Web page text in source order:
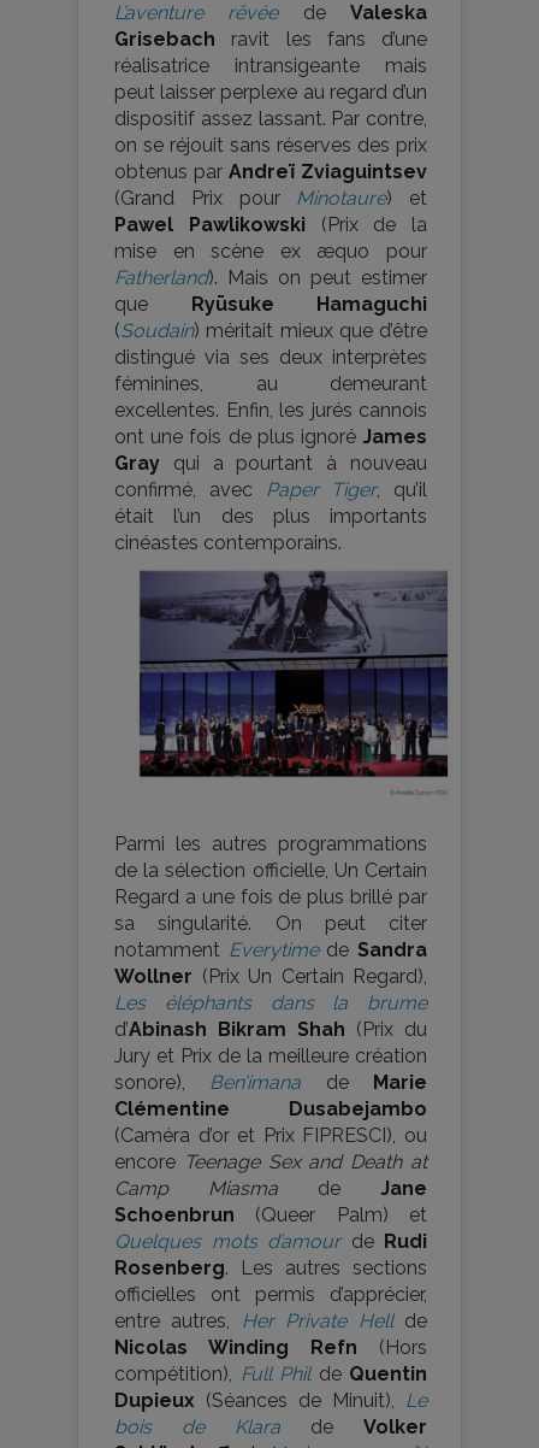
L’aventure rêvéedeValeska
Grisebach ravit les fans d’une
réalisatrice intransigeante mais
peut laisser perplexe au regard d’un
dispositif assez lassant. Par contre,
on se réjouit sans réserves des prix
obtenus par Andreï Zviaguintsev
(Grand Prix pour Minotaure) et
Pawel Pawlikowski (Prix de la
mise en scène ex æquo pour
Fatherland). Mais on peut estimer
que Ryūsuke Hamaguchi
(Soudain) méritait mieux que d’être
distingué via ses deux interprètes
féminines, au demeurant
excellentes. Enfin, les jurés cannois
ont une fois de plus ignoré James
Gray qui a pourtant à nouveau
confirmé, avec Paper Tiger, qu’il
était l’un des plus importants
cinéastes contemporains.
Parmi les autres programmations
de la sélection officielle, Un Certain
Regard a une fois de plus brillé par
sa singularité. On peut citer
notamment EverytimedeSandra
Wollner (Prix Un Certain Regard),
Les éléphants dans la brume
d’Abinash Bikram Shah (Prix du
Jury et Prix de la meilleure création
sonore), Ben’imana de Marie
Clémentine Dusabejambo
(Caméra d’or et Prix FIPRESCI), ou
encore Teenage Sex and Death at
Camp Miasma de Jane
Schoenbrun (Queer Palm) et
Quelques mots d’amourde Rudi
Rosenberg. Les autres sections
officielles ont permis d’apprécier,
entre autres,
Her Private Hellde
Nicolas Winding Refn (Hors
compétition),
Full Philde Quentin
Dupieux (Séances de Minuit),
Le
bois de Klara de Volker